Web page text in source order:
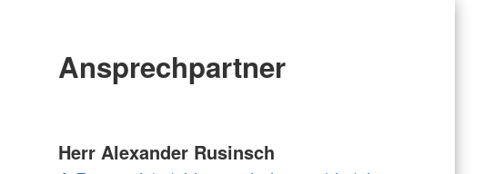
Ansprechpartner
Herr Alexander Rusinsch